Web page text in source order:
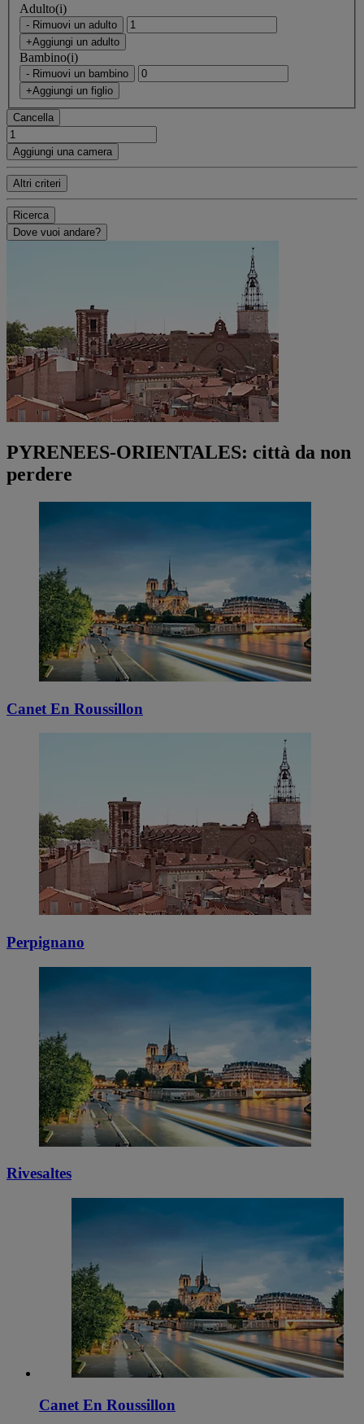
Adulto(i)
- Rimuovi un adulto
+Aggiungi un adulto
Bambino(i)
- Rimuovi un bambino
+Aggiungi un figlio
Cancella
Aggiungi una camera
Altri criteri
Ricerca
Dove vuoi andare?
PYRENEES-ORIENTALES: città da non
perdere
Canet En Roussillon
Perpignano
Rivesaltes
Canet En Roussillon